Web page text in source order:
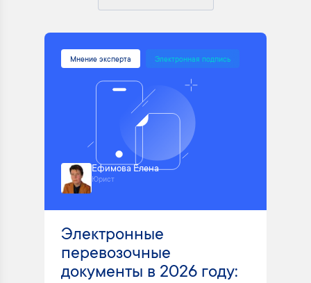
Мнение эксперта Электронная подпись
Ефимова Елена
Юрист
Электронные
перевозочные
документы в 2026 году: